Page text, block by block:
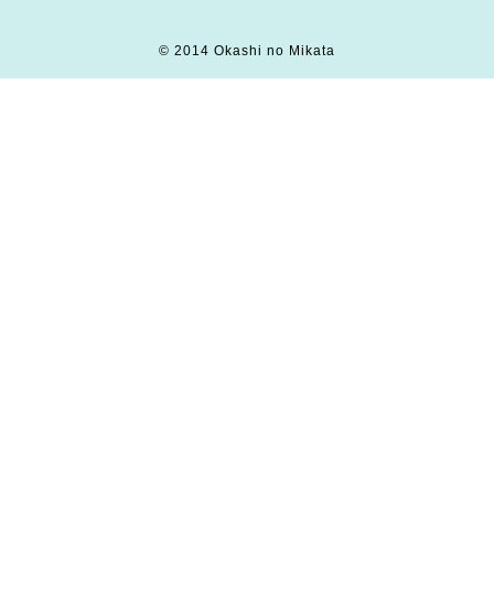
© 2014 Okashi no Mikata